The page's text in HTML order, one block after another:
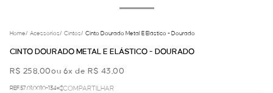
Home/ Acessorios/ Cintos/ Cinto Dourado Metal E Elástico - Dourado
CINTO DOURADO METAL E ELÁSTICO - DOURADO
R$ 258,00ou 6x de R$ 43,00
REF.57.01.0010-134
COMPARTILHAR